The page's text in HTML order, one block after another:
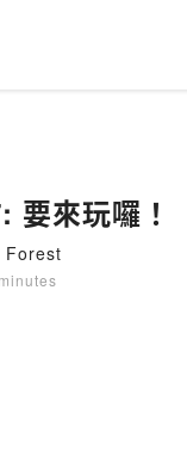
來玩囉！
Forest